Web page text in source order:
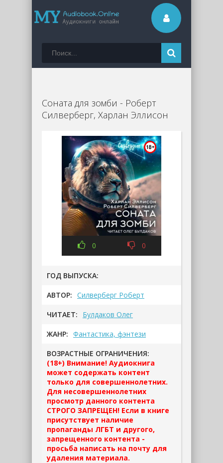
Соната для зомби - Роберт
Силверберг, Харлан Эллисон
0 0
ГОД ВЫПУСКА:
АВТОР: Силверберг Роберт
ЧИТАЕТ: Булдаков Олег
ЖАНР: Фантастика, фэнтези
ВОЗРАСТНЫЕ ОГРАНИЧЕНИЯ:
(18+) Внимание! Аудиокнига
может содержать контент
только для совершеннолетних.
Для несовершеннолетних
просмотр данного контента
СТРОГО ЗАПРЕЩЕН! Если в книге
присутствует наличие
пропаганды ЛГБТ и другого,
запрещенного контента -
просьба написать на почту для
удаления материала.